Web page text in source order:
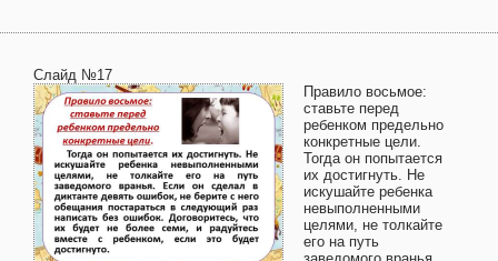
Слайд №17
Правило восьмое:
ставьте перед
ребенком предельно
конкретные цели.
Тогда он попытается
их достигнуть. Не
искушайте ребенка
невыполненными
целями, не толкайте
его на путь